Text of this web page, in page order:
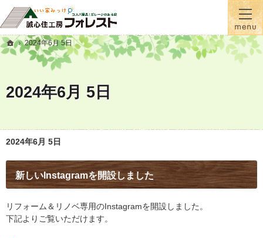
2024年6月 5日
『蓄熱式全館床暖房』が標準！一年間温かい家に住むなら誠心住工房フォレスト
横手市・大仙市の注文住宅・新築戸建て・リフォームを手がける工務店なら誠心住工房フ
2024年6月 5日
新しいInstagramを開設しました
リフォーム＆リノベ専用のInstagramを開設しました。
下記よりご覧いただけます。
ホーム
2024年6月 5日